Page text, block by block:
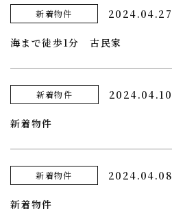
新着物件 2024.04.27
海まで徒歩1分 古民家
新着物件 2024.04.10
新着物件
新着物件 2024.04.08
新着物件